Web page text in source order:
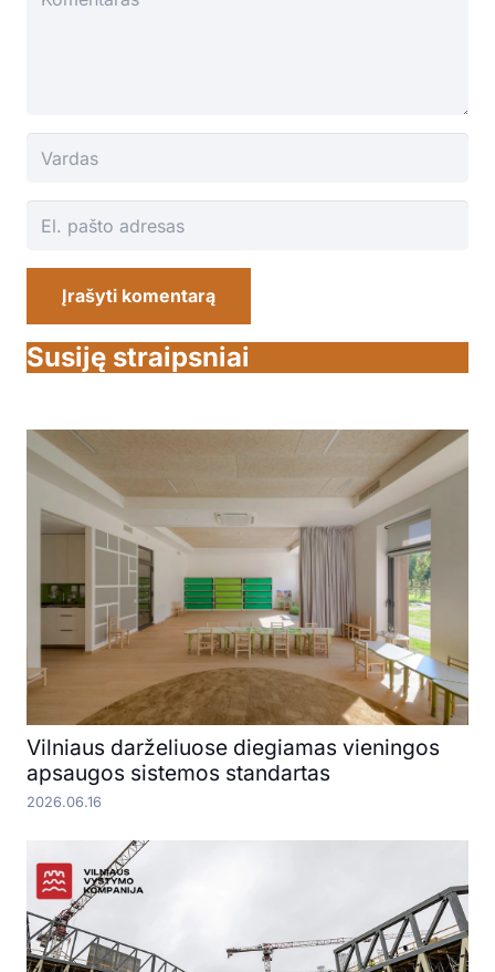
Įrašyti komentarą
Susiję straipsniai
Vilniaus darželiuose diegiamas vieningos
apsaugos sistemos standartas
2026.06.16